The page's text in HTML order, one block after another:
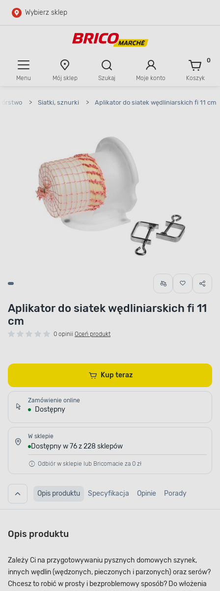
Przejdź do głównej zawartości
Wybierz sklep
Menu Mój sklep Szukaj Moje konto Koszyk
0
> Siatki, sznurki > Aplikator do siatek wędliniarskich fi 11 cm
Aplikator do siatek wędliniarskich fi 11
cm
0 opinii Oceń produkt
Kup teraz
Zamówienie online
Dostępny
W sklepie
Dostępny w 76 z 228 sklepów
Odbiór w sklepie lub Bricomacie za 0 zł
Opis produktu Specyfikacja Opinie Porady
Opis produktu
Zależy Ci na przygotowywaniu pysznych domowych szynek,
innych wędlin (wędzonych, pieczonych i parzonych) oraz serów?
Chcesz to robić w prosty i bezproblemowy sposób? Do włożenia